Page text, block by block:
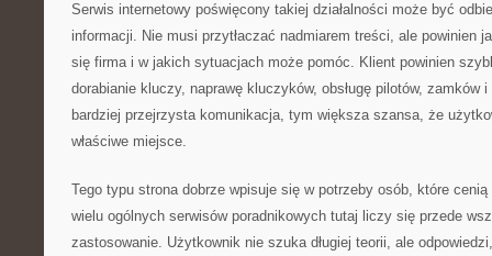
Serwis internetowy poświęcony takiej działalności może być
informacji. Nie musi przytłaczać nadmiarem treści, ale powinien
się firma i w jakich sytuacjach może pomóc. Klient powinien
dorabianie kluczy, naprawę kluczyków, obsługę pilotów, zamków
bardziej przejrzysta komunikacja, tym większa szansa, że
właściwe miejsce.
Tego typu strona dobrze wpisuje się w potrzeby osób, które
wielu ogólnych serwisów poradnikowych tutaj liczy się przede
zastosowanie. Użytkownik nie szuka długiej teorii, ale